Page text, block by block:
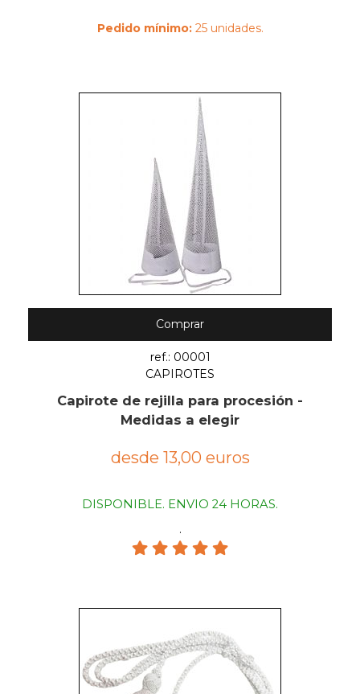
Pedido mínimo:25 unidades.
Comprar
ref.: 00001
CAPIROTES
Capirote de rejilla para procesión -
Medidas a elegir
desde 13,00 euros
DISPONIBLE. ENVIO 24 HORAS.
.